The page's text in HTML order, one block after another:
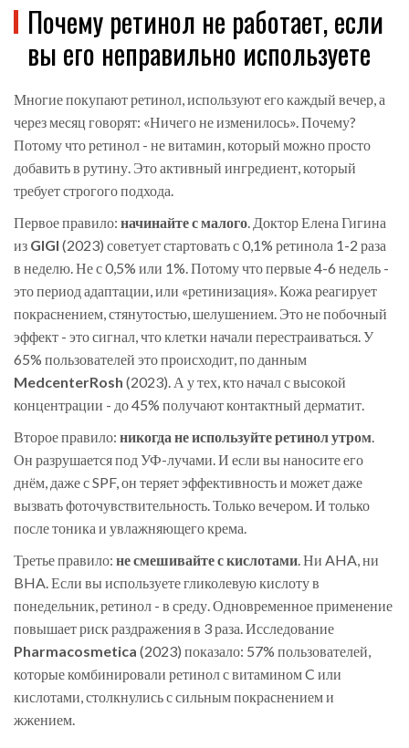
Почему ретинол не работает, если
вы его неправильно используете
Многие покупают ретинол, используют его каждый вечер, а
через месяц говорят: «Ничего не изменилось». Почему?
Потому что ретинол - не витамин, который можно просто
добавить в рутину. Это активный ингредиент, который
требует строгого подхода.
Первое правило: начинайте с малого. Доктор Елена Гигина
из GIGI (2023) советует стартовать с 0,1% ретинола 1-2 раза
в неделю. Не с 0,5% или 1%. Потому что первые 4-6 недель -
это период адаптации, или «ретинизация». Кожа реагирует
покраснением, стянутостью, шелушением. Это не побочный
эффект - это сигнал, что клетки начали перестраиваться. У
65% пользователей это происходит, по данным
MedcenterRosh (2023). А у тех, кто начал с высокой
концентрации - до 45% получают контактный дерматит.
Второе правило: никогда не используйте ретинол утром.
Он разрушается под УФ-лучами. И если вы наносите его
днём, даже с SPF, он теряет эффективность и может даже
вызвать фоточувствительность. Только вечером. И только
после тоника и увлажняющего крема.
Третье правило: не смешивайте с кислотами. Ни AHA, ни
BHA. Если вы используете гликолевую кислоту в
понедельник, ретинол - в среду. Одновременное применение
повышает риск раздражения в 3 раза. Исследование
Pharmacosmetica (2023) показало: 57% пользователей,
которые комбинировали ретинол с витамином C или
кислотами, столкнулись с сильным покраснением и
жжением.